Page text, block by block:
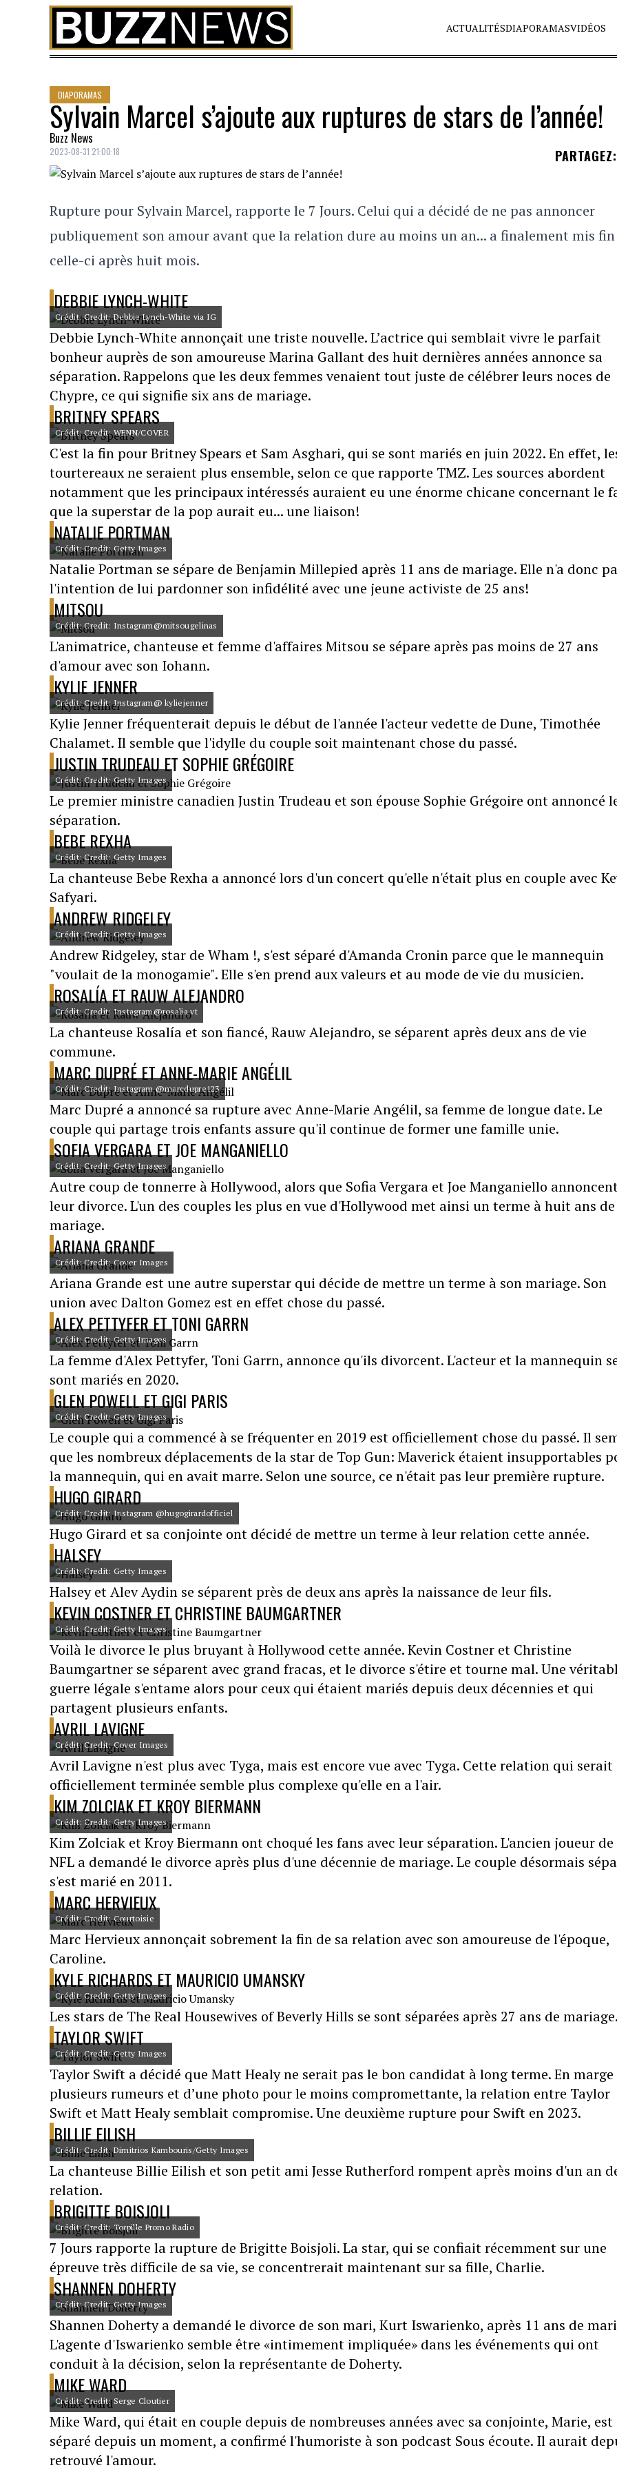
Skip to content
ACTUALITÉSDIAPORAMASVIDÉOS
DIAPORAMAS
Sylvain Marcel s’ajoute aux ruptures de stars de l’année!
Buzz News
2023-08-31 21:00:18 PARTAGEZ:
Rupture pour Sylvain Marcel, rapporte le 7 Jours. Celui qui a décidé de ne pas annoncer
publiquement son amour avant que la relation dure au moins un an... a finalement mis
celle-ci après huit mois.
DEBBIE LYNCH-WHITE
Crédit: Credit: Debbie Lynch-White via IG
Debbie Lynch-White annonçait une triste nouvelle. L’actrice qui semblait vivre le parfait
bonheur auprès de son amoureuse Marina Gallant des huit dernières années annonce sa
séparation. Rappelons que les deux femmes venaient tout juste de célébrer leurs noces de
Chypre, ce qui signifie six ans de mariage.
BRITNEY SPEARS
Crédit: Credit: WENN/COVER
C'est la fin pour Britney Spears et Sam Asghari, qui se sont mariés en juin 2022. En effet,
tourtereaux ne seraient plus ensemble, selon ce que rapporte TMZ. Les sources abordent
notamment que les principaux intéressés auraient eu une énorme chicane concernant le
que la superstar de la pop aurait eu... une liaison!
NATALIE PORTMAN
Crédit: Credit: Getty Images
Natalie Portman se sépare de Benjamin Millepied après 11 ans de mariage. Elle n'a donc
l'intention de lui pardonner son infidélité avec une jeune activiste de 25 ans!
MITSOU
Crédit: Credit: Instagram@mitsougelinas
L'animatrice, chanteuse et femme d'affaires Mitsou se sépare après pas moins de 27 ans
d'amour avec son Iohann.
KYLIE JENNER
Crédit: Credit: Instagram@ kyliejenner
Kylie Jenner fréquenterait depuis le début de l'année l'acteur vedette de Dune, Timothée
Chalamet. Il semble que l'idylle du couple soit maintenant chose du passé.
JUSTIN TRUDEAU ET SOPHIE GRÉGOIRE
Crédit: Credit: Getty Images
Le premier ministre canadien Justin Trudeau et son épouse Sophie Grégoire ont annoncé
séparation.
BEBE REXHA
Crédit: Credit: Getty Images
La chanteuse Bebe Rexha a annoncé lors d'un concert qu'elle n'était plus en couple avec
Safyari.
ANDREW RIDGELEY
Crédit: Credit: Getty Images
Andrew Ridgeley, star de Wham !, s'est séparé d'Amanda Cronin parce que le mannequin
"voulait de la monogamie". Elle s'en prend aux valeurs et au mode de vie du musicien.
ROSALÍA ET RAUW ALEJANDRO
Crédit: Credit: Instagram@rosalia.vt
La chanteuse Rosalía et son fiancé, Rauw Alejandro, se séparent après deux ans de vie
commune.
MARC DUPRÉ ET ANNE-MARIE ANGÉLIL
Crédit: Credit: Instagram @marcdupre123
Marc Dupré a annoncé sa rupture avec Anne-Marie Angélil, sa femme de longue date. Le
couple qui partage trois enfants assure qu'il continue de former une famille unie.
SOFIA VERGARA ET JOE MANGANIELLO
Crédit: Credit: Getty Images
Autre coup de tonnerre à Hollywood, alors que Sofia Vergara et Joe Manganiello
leur divorce. L'un des couples les plus en vue d'Hollywood met ainsi un terme à huit ans de
mariage.
ARIANA GRANDE
Crédit: Credit: Cover Images
Ariana Grande est une autre superstar qui décide de mettre un terme à son mariage. Son
union avec Dalton Gomez est en effet chose du passé.
ALEX PETTYFER ET TONI GARRN
Crédit: Credit: Getty Images
La femme d'Alex Pettyfer, Toni Garrn, annonce qu'ils divorcent. L'acteur et la mannequin
sont mariés en 2020.
GLEN POWELL ET GIGI PARIS
Crédit: Credit: Getty Images
Le couple qui a commencé à se fréquenter en 2019 est officiellement chose du passé. Il
que les nombreux déplacements de la star de Top Gun: Maverick étaient insupportables
la mannequin, qui en avait marre. Selon une source, ce n'était pas leur première rupture.
HUGO GIRARD
Crédit: Credit: Instagram @hugogirardofficiel
Hugo Girard et sa conjointe ont décidé de mettre un terme à leur relation cette année.
HALSEY
Crédit: Credit: Getty Images
Halsey et Alev Aydin se séparent près de deux ans après la naissance de leur fils.
KEVIN COSTNER ET CHRISTINE BAUMGARTNER
Crédit: Credit: Getty Images
Voilà le divorce le plus bruyant à Hollywood cette année. Kevin Costner et Christine
Baumgartner se séparent avec grand fracas, et le divorce s'étire et tourne mal. Une
guerre légale s'entame alors pour ceux qui étaient mariés depuis deux décennies et qui
partagent plusieurs enfants.
AVRIL LAVIGNE
Crédit: Credit: Cover Images
Avril Lavigne n'est plus avec Tyga, mais est encore vue avec Tyga. Cette relation qui serait
officiellement terminée semble plus complexe qu'elle en a l'air.
KIM ZOLCIAK ET KROY BIERMANN
Crédit: Credit: Getty Images
Kim Zolciak et Kroy Biermann ont choqué les fans avec leur séparation. L'ancien joueur
NFL a demandé le divorce après plus d'une décennie de mariage. Le couple désormais
s'est marié en 2011.
MARC HERVIEUX
Crédit: Credit: Courtoisie
Marc Hervieux annonçait sobrement la fin de sa relation avec son amoureuse de l'époque,
Caroline.
KYLE RICHARDS ET MAURICIO UMANSKY
Crédit: Credit: Getty Images
Les stars de The Real Housewives of Beverly Hills se sont séparées après 27 ans de mariage.
TAYLOR SWIFT
Crédit: Credit: Getty Images
Taylor Swift a décidé que Matt Healy ne serait pas le bon candidat à long terme. En marge
plusieurs rumeurs et d’une photo pour le moins compromettante, la relation entre Taylor
Swift et Matt Healy semblait compromise. Une deuxième rupture pour Swift en 2023.
BILLIE EILISH
Crédit: Credit: Dimitrios Kambouris/Getty Images
La chanteuse Billie Eilish et son petit ami Jesse Rutherford rompent après moins d'un an
relation.
BRIGITTE BOISJOLI
Crédit: Credit: Torpille Promo Radio
7 Jours rapporte la rupture de Brigitte Boisjoli. La star, qui se confiait récemment sur une
épreuve très difficile de sa vie, se concentrerait maintenant sur sa fille, Charlie.
SHANNEN DOHERTY
Crédit: Credit: Getty Images
Shannen Doherty a demandé le divorce de son mari, Kurt Iswarienko, après 11 ans de
L'agente d'Iswarienko semble être «intimement impliquée» dans les événements qui ont
conduit à la décision, selon la représentante de Doherty.
MIKE WARD
Crédit: Credit: Serge Cloutier
Mike Ward, qui était en couple depuis de nombreuses années avec sa conjointe, Marie, est
séparé depuis un moment, a confirmé l'humoriste à son podcast Sous écoute. Il aurait
retrouvé l'amour.